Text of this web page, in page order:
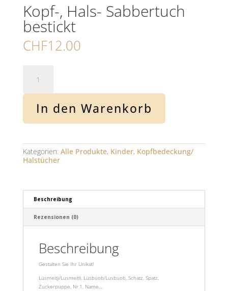
Kopf-, Hals- Sabbertuch
bestickt
CHF12.00
bestickt
MengeIn den Warenkorb
Kategorien: Alle Produkte, Kinder, Kopfbedeckung/
Halstücher
Beschreibung
Rezensionen (0)
Beschreibung
Gestalten Sie Ihr Unikat!
Lüsmeitji/Lusmeitli, Lüsbüob/Lusbuob, Schatz, Spatz,
Zuckerpuppe, Nr.1, Name,…